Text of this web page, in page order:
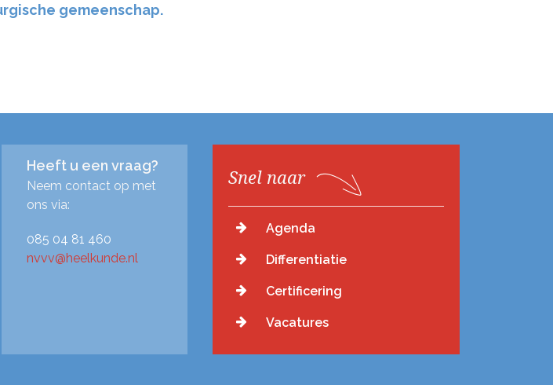
gemeenschap.
Heeft u een vraag?
Neem contact op met
ons via:
085 04 81 460
nvvv@heelkunde.nl
Snel naar
Agenda
Differentiatie
Certificering
Vacatures